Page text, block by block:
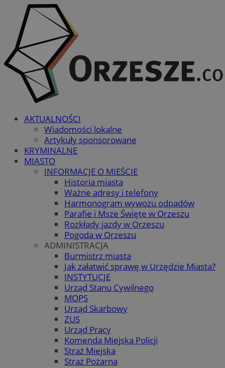
AKTUALNOŚCI
Wiadomości lokalne
Artykuły sponsorowane
KRYMINALNE
MIASTO
INFORMACJE O MIEŚCIE
Historia miasta
Ważne adresy i telefony
Harmonogram wywozu odpadów
Parafie i Msze Święte w Orzeszu
Rozkłady jazdy w Orzeszu
Pogoda w Orzeszu
ADMINISTRACJA
Burmistrz miasta
Jak załatwić sprawę w Urzędzie Miasta?
INSTYTUCJE
Urząd Stanu Cywilnego
MOPS
Urząd Skarbowy
ZUS
Urząd Pracy
Komenda Miejska Policji
Straż Miejska
Straż Pożarna